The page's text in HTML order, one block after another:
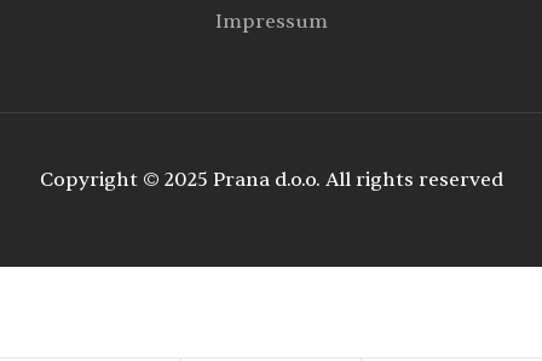
Impressum
Copyright © 2025 Prana d.o.o. All rights reserved